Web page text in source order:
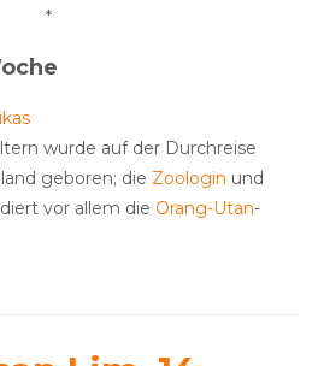
*
wurde auf der Durchreise
geboren; die Zoologin und
vor allem die Orang-Utan-